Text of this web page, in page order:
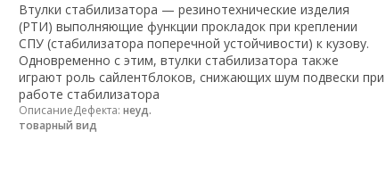
Втулки стабилизатора — резинотехнические изделия
(РТИ) выполняющие функции прокладок при креплении
СПУ (стабилизатора поперечной устойчивости) к кузову.
Одновременно с этим, втулки стабилизатора также
играют роль сайлентблоков, снижающих шум подвески при
работе стабилизатора
ОписаниеДефекта: неуд.
товарный вид